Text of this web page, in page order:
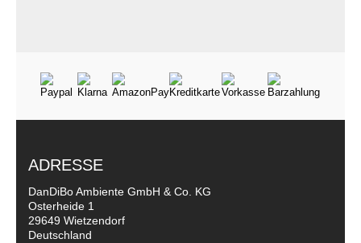
ADRESSE
DanDiBo Ambiente GmbH & Co. KG
Osterheide 1
29649 Wietzendorf
Deutschland